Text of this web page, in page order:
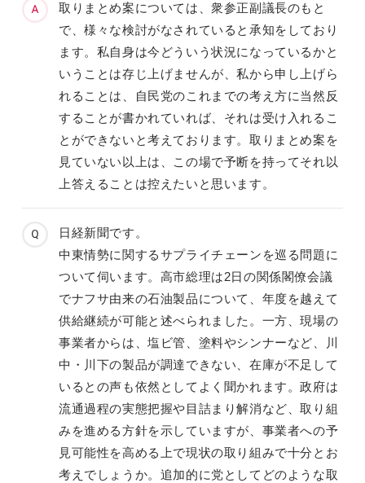
取りまとめ案については、衆参正副議長のもと
で、様々な検討がなされていると承知をしており
ます。私自身は今どういう状況になっているかと
いうことは存じ上げませんが、私から申し上げら
れることは、自民党のこれまでの考え方に当然反
することが書かれていれば、それは受け入れるこ
とができないと考えております。取りまとめ案を
見ていない以上は、この場で予断を持ってそれ以
上答えることは控えたいと思います。
日経新聞です。
中東情勢に関するサプライチェーンを巡る問題に
ついて伺います。高市総理は2日の関係閣僚会議
でナフサ由来の石油製品について、年度を越えて
供給継続が可能と述べられました。一方、現場の
事業者からは、塩ビ管、塗料やシンナーなど、川
中・川下の製品が調達できない、在庫が不足して
いるとの声も依然としてよく聞かれます。政府は
流通過程の実態把握や目詰まり解消など、取り組
みを進める方針を示していますが、事業者への予
見可能性を高める上で現状の取り組みで十分とお
考えでしょうか。追加的に党としてどのような取